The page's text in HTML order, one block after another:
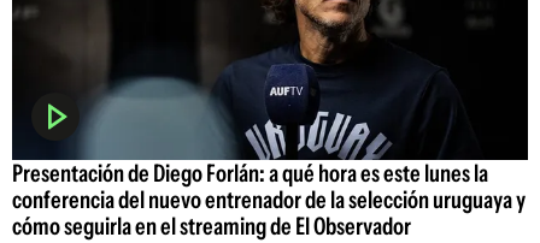
Presentación de Diego Forlán: a qué hora es este lunes la
conferencia del nuevo entrenador de la selección uruguaya y
cómo seguirla en el streaming de El Observador